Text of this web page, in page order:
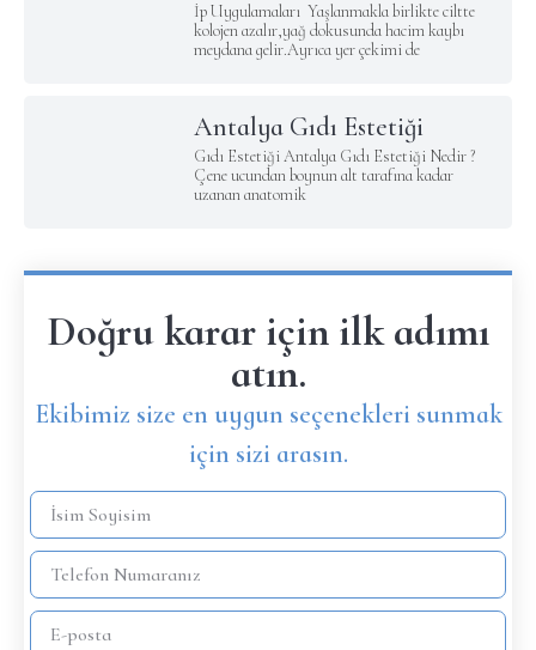
İp Uygulamaları Yaşlanmakla birlikte ciltte
kolojen azalır,yağ dokusunda hacim kaybı
meydana gelir.Ayrıca yer çekimi de
Antalya Gıdı Estetiği
Gıdı Estetiği Antalya Gıdı Estetiği Nedir ?
Çene ucundan boynun alt tarafına kadar
uzanan anatomik
Doğru karar için ilk adımı
atın.
Ekibimiz size en uygun seçenekleri sunmak
için sizi arasın.